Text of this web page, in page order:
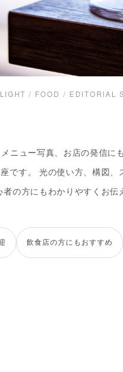
/ FOOD / EDITORIAL
ニュー写真、お店の発信に
です。 光の使い方、構図
者の方にもわかりやすくお伝
飲食店の方にもおすすめ